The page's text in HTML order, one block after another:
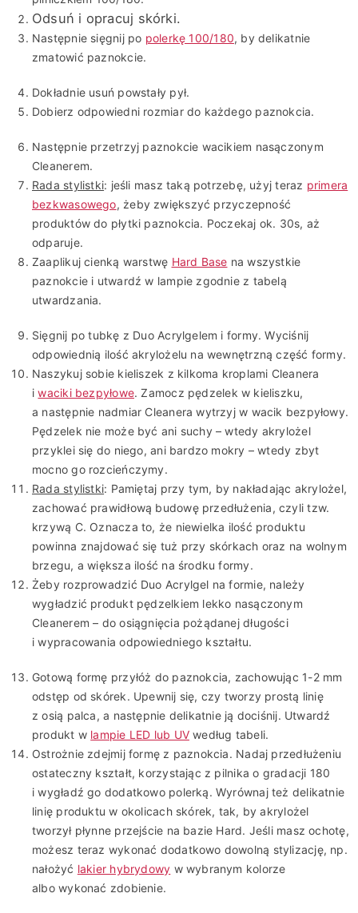
Odsuń i opracuj skórki.
Następnie sięgnij po polerkę 100/180, by delikatnie
zmatowić paznokcie.
Dokładnie usuń powstały pył.
Dobierz odpowiedni rozmiar do każdego paznokcia.
Następnie przetrzyj paznokcie wacikiem nasączonym
Cleanerem.
Rada stylistki: jeśli masz taką potrzebę, użyj teraz primera
bezkwasowego, żeby zwiększyć przyczepność
produktów do płytki paznokcia. Poczekaj ok. 30s, aż
odparuje.
Zaaplikuj cienką warstwę Hard Base na wszystkie
paznokcie i utwardź w lampie zgodnie z tabelą
utwardzania.
Sięgnij po tubkę z Duo Acrylgelem i formy. Wyciśnij
odpowiednią ilość akrylożelu na wewnętrzną część formy.
Naszykuj sobie kieliszek z kilkoma kroplami Cleanera
iwaciki bezpyłowe. Zamocz pędzelek w kieliszku,
a następnie nadmiar Cleanera wytrzyj w wacik bezpyłowy.
Pędzelek nie może być ani suchy – wtedy akrylożel
przyklei się do niego, ani bardzo mokry – wtedy zbyt
mocno go rozcieńczymy.
Rada stylistki: Pamiętaj przy tym, by nakładając akrylożel,
zachować prawidłową budowę przedłużenia, czyli tzw.
krzywą C. Oznacza to, że niewielka ilość produktu
powinna znajdować się tuż przy skórkach oraz na wolnym
brzegu, a większa ilość na środku formy.
Żeby rozprowadzić Duo Acrylgel na formie, należy
wygładzić produkt pędzelkiem lekko nasączonym
Cleanerem – do osiągnięcia pożądanej długości
i wypracowania odpowiedniego kształtu.
Gotową formę przyłóż do paznokcia, zachowując 1-2 mm
odstęp od skórek. Upewnij się, czy tworzy prostą linię
z osią palca, a następnie delikatnie ją dociśnij. Utwardź
produkt w lampie LED lub UVwedług tabeli.
Ostrożnie zdejmij formę z paznokcia. Nadaj przedłużeniu
ostateczny kształt, korzystając z pilnika o gradacji 180
i wygładź go dodatkowo polerką. Wyrównaj też delikatnie
linię produktu w okolicach skórek, tak, by akrylożel
tworzył płynne przejście na bazie Hard. Jeśli masz ochotę,
możesz teraz wykonać dodatkowo dowolną stylizację, np.
nałożyć lakier hybrydowy w wybranym kolorze
albo wykonać zdobienie.